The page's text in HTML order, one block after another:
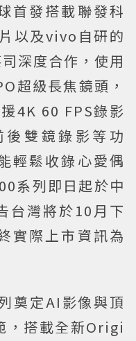
首發搭載聯發科
以及vivo自研的
深度合作，使用
超級長焦鏡頭，
4K 60 FPS錄影
雙鏡錄影等功
輕鬆收錄心愛偶
系列即日起於中
台灣將於10月下
實際上市資訊為
奠定AI影像與頂
，搭載全新Origi